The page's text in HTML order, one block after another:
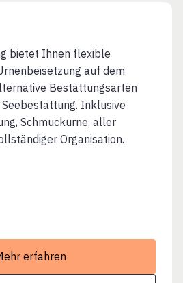
bietet Ihnen flexible
auf dem
Bestattungsarten
Inklusive
Schmuckurne, aller
Organisation.
erfahren